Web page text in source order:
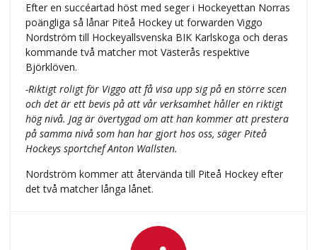
Efter en succéartad höst med seger i Hockeyettan Norras
poängliga så lånar Piteå Hockey ut forwarden Viggo
Nordström till Hockeyallsvenska BIK Karlskoga och deras
kommande två matcher mot Västerås respektive
Björklöven.
-Riktigt roligt för Viggo att få visa upp sig på en större scen
och det är ett bevis på att vår verksamhet håller en riktigt
hög nivå. Jag är övertygad om att han kommer att prestera
på samma nivå som han har gjort hos oss, säger Piteå
Hockeys sportchef Anton Wallsten.
Nordström kommer att återvända till Piteå Hockey efter
det två matcher långa lånet.